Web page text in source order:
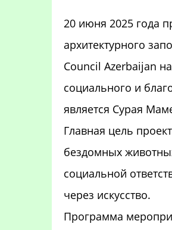
20 июня 2025 года
архитектурного
Council Azerbaijan
социального и
является Сурая
Главная цель
бездомных
социальной
через искусство.
Программа